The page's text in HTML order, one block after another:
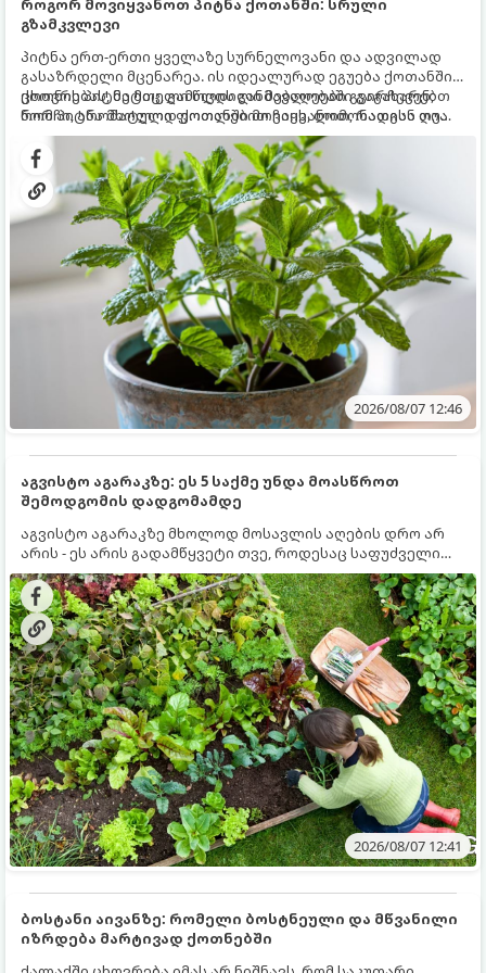
როგორ მოვიყვანოთ პიტნა ქოთანში: სრული
გზამკვლევი
პიტნა ერთ-ერთი ყველაზე სურნელოვანი და ადვილად
გასაზრდელი მცენარეა. ის იდეალურად ეგუება ქოთანში
ცხოვრებას, მეტიც, გამოცდილი მებაღეები გვირჩევენ,
რომ პიტნა მხოლოდ ქოთანში მოვიყვანოთ, რადგან ღია
გრუნტში (ბაღში) დარგვისას ის ფესვებით ძალიან
სწრაფად ვრცელდება და სხვა მცენარეებს ავიწროებს.
ქოთნის პიტნა მთელი წლის განმავლობაში გაგახარებთ
ნორჩი, არომატული ფოთლებით ჩაის, ლიმონათისა თუ
კერძებისთვის.
2026/08/07 12:46
აგვისტო აგარაკზე: ეს 5 საქმე უნდა მოასწროთ
შემოდგომის დადგომამდე
აგვისტო აგარაკზე მხოლოდ მოსავლის აღების დრო არ
არის - ეს არის გადამწყვეტი თვე, როდესაც საფუძველი
ეყრება მომავალი წლის მოსავალს და ბაღი მზადდება
შემოდგომა-ზამთრის სეზონისთვის. იმისათვის, რომ
ნიადაგმა ენერგია აღიდგინოს, ხოლო მცენარეებმა
ზამთარს გაუძლონ, აგვისტოს ბოლომდე 5
მნიშვნელოვანი საქმის გაკეთება უნდა მოასწროთ:
2026/08/07 12:41
ბოსტანი აივანზე: რომელი ბოსტნეული და მწვანილი
იზრდება მარტივად ქოთნებში